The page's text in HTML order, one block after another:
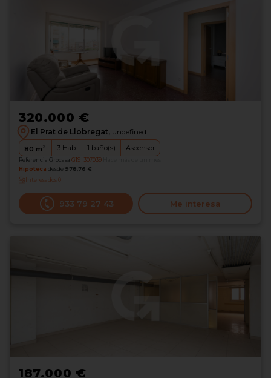
320.000 €
El Prat de Llobregat, undefined
80 m2 3 Hab. 1 baño(s) Ascensor
Referencia Grocasa G19_307039
Hipoteca desde 978,76 €
Interesados0
933 79 27 43 Me interesa
187.000 €